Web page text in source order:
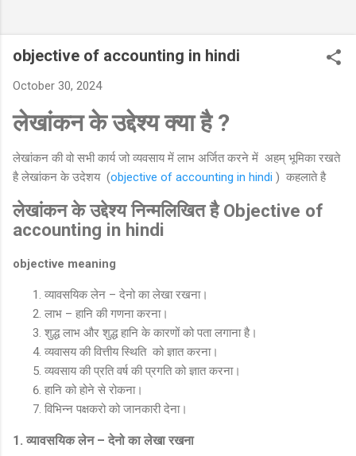
objective of accounting in hindi
October 30, 2024
लेखांकन के उद्देश्य क्या है ?
लेखांकन की वो सभी कार्य जो व्यवसाय में लाभ अर्जित करने में अहम् भूमिका रखते
है लेखांकन के उदेशय (objective of accounting in hindi ) कहलाते है
लेखांकन के उद्देश्य निन्मलिखित है Objective of
accounting in hindi
objective meaning
व्यावसयिक लेन – देनो का लेखा रखना।
लाभ – हानि की गणना करना।
शुद्ध लाभ और शुद्ध हानि के कारणों को पता लगाना है।
व्यवासय की वित्तीय स्थिति को ज्ञात करना।
व्यवसाय की प्रति वर्ष की प्रगति को ज्ञात करना।
हानि को होने से रोकना।
विभिन्न पक्षकरो को जानकारी देना।
1. व्यावसयिक लेन – देनो का लेखा रखना